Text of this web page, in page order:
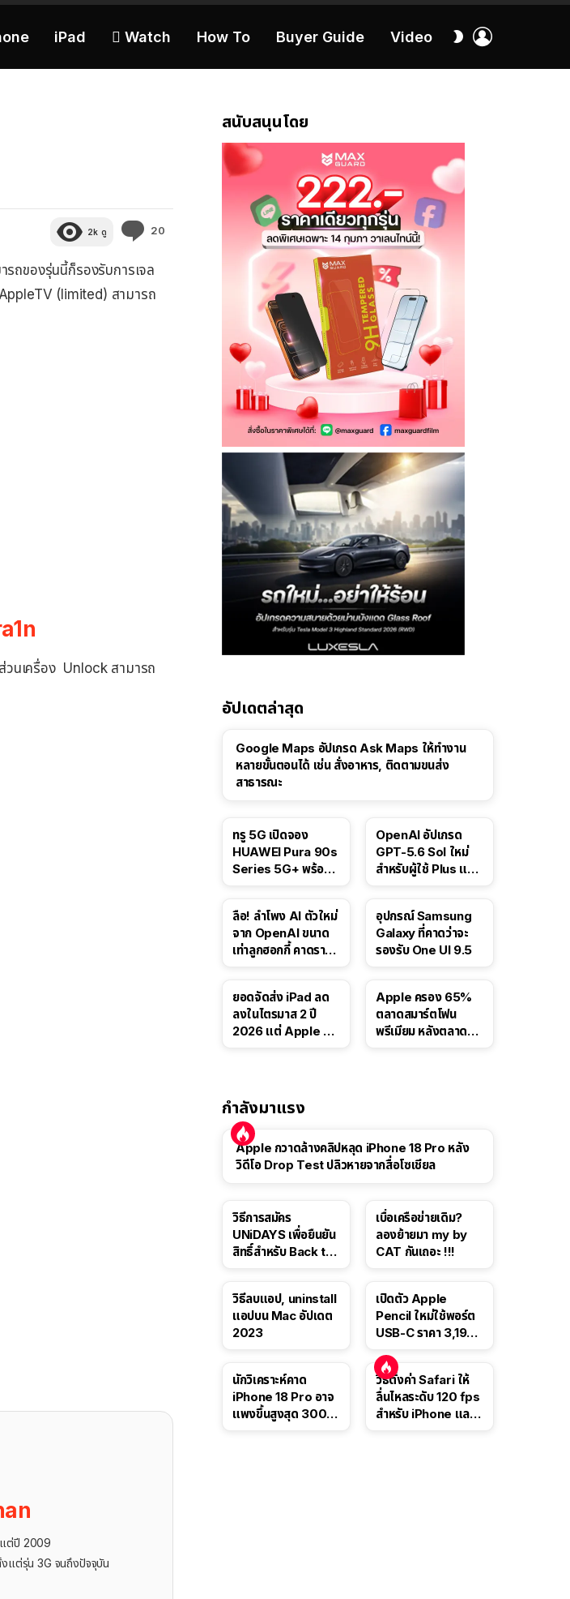
iPad  Watch How To Buyer Guide Video
สลับ
2k ดู 20
ถของรุ่นนี้ก็รองรับการเจล
(limited) สามารถ
วนเครื่อง Unlock สามารถ
ต่ปี 2009
แต่รุ่น 3G จนถึงปัจจุบัน
สนับสนุนโดย
อัปเดตล่าสุด
Google Maps อัปเกรด Ask Maps ให้ทำงาน
หลายขั้นตอนได้ เช่น สั่งอาหาร, ติดตามขนส่ง
สาธารณะ
ทรู 5G เปิดจอง
HUAWEI Pura 90s
Series 5G+ พร้อม
OpenAI อัปเกรด
GPT-5.6 Sol ใหม่
สำหรับผู้ใช้ Plus และ
ลือ! ลำโพง AI ตัวใหม่
จาก OpenAI ขนาด
เท่าลูกฮอกกี้ คาดราคา
อุปกรณ์ Samsung
Galaxy ที่คาดว่าจะ
รองรับ One UI 9.5
ยอดจัดส่ง iPad ลด
ลงในไตรมาส 2 ปี
2026 แต่ Apple ยัง
Apple ครอง 65%
ตลาดสมาร์ตโฟน
พรีเมียม หลังตลาดทำ
กำลังมาแรง
Apple กวาดล้างคลิปหลุด iPhone 18 Pro หลัง
วิดีโอ Drop Test ปลิวหายจากสื่อโซเชียล
วิธีการสมัคร
UNiDAYS เพื่อยืนยัน
สิทธิ์สำหรับ Back to
เบื่อเครือข่ายเดิม?
ลองย้ายมา my by
CAT กันเถอะ !!!
วิธีลบแอป, uninstall
แอปบน Mac อัปเดต
2023
เปิดตัว Apple
Pencil ใหม่ใช้พอร์ต
USB-C ราคา 3,190
นี้
นักวิเคราะห์คาด
iPhone 18 Pro อาจ
แพงขึ้นสูงสุด 300
วิธีตั้งค่า Safari ให้
ลื่นไหลระดับ 120 fps
สำหรับ iPhone และ